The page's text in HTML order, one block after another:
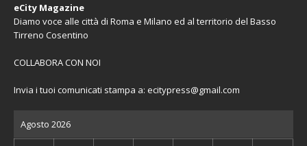
eCity Magazine
Diamo voce alle città di Roma e Milano ed al territorio del Basso
Tirreno Cosentino
COLLABORA CON NOI
Invia i tuoi comunicati stampa a: ecitypress@gmail.com
Agosto 2026